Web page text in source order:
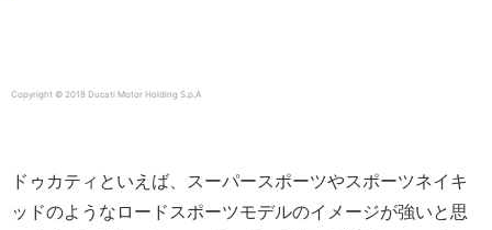
Copyright © 2018 Ducati Motor Holding S.p.A
ドゥカティといえば、スーパースポーツやスポーツネイキ
ッドのようなロードスポーツモデルのイメージが強いと思